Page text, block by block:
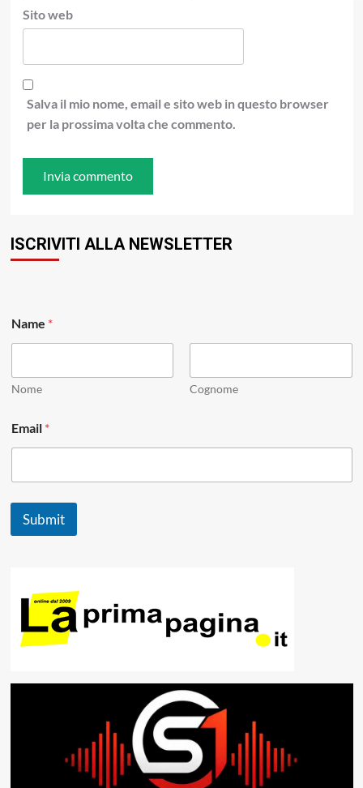
Sito web
Salva il mio nome, email e sito web in questo browser
per la prossima volta che commento.
ISCRIVITI ALLA NEWSLETTER
N
a
*
Name *
Nome Cognome
Email *
Submit